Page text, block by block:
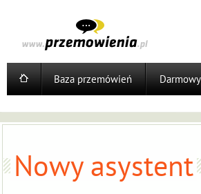
Baza przemówień
Nowy asystent